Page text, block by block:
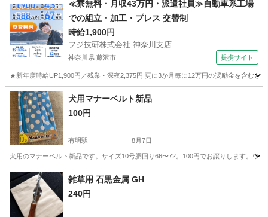
≪寮無料・月収43万円・派遣社員≫自動車系工場
での組立・加工・プレス 交替制
時給1,900円
フジ技研株式会社 神奈川支店
神奈川県 藤沢市 提携サイト
★新年度時給UP1,900円／残業・深夜2,375円 更に3か月毎に12万円の奨励金を含む
神奈川 藤沢市 その他
犬用マナーベルト新品
100円
有明駅 8月7日
犬用のマナーベルト新品です。サイズ10号胴回り66〜72。100円でお譲りします。ウ
東京 江東区 有明駅 生活雑貨
雑草用 石黒金属 GH
240円